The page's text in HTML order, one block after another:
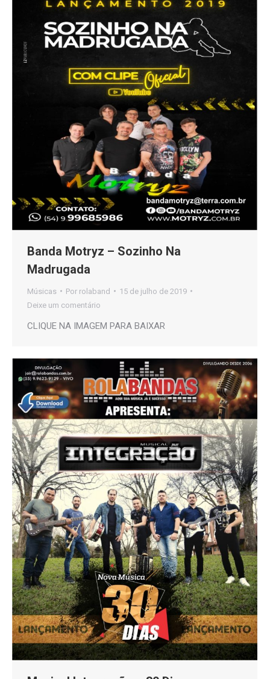
Banda Motryz – Sozinho Na
Madrugada
Músicas Por rolaband
15 de julho de 2019
Deixe um comentário
CLIQUE NA IMAGEM PARA BAIXAR